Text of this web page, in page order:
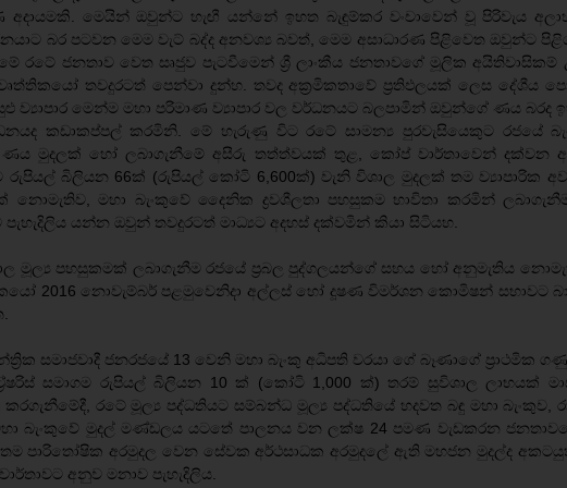
අදායමකි. මෙයින් ඔවුන්ට හැඟී යන්නේ ඉහත බැඳුම්කර වංචාවෙන් වූ පිරිවැය
බර පටවන මෙම වැට් බද්ද අනවශ්‍ය බවත්, මෙම අසාධාරණ පිළිවෙත ඔවුන්ට
රටේ ජනතාව වෙත සෘජුව පැටවීමෙන් ශ්‍රී ලාංකීය ජනතාවගේ මූලික
තවදුරටත් පෙන්වා දුන්හ. තවද අක්‍රමිකතාවේ ප්‍රතිඵලයක් ලෙස දේශීය
ව්‍යාපාර මෙන්ම මහා පරිමාණ ව්‍යාපාර වල වර්ධනයට බලපාමින් ඔවුන්ගේ ණය
කඩාකප්පල් කරමිනි. මේ හැරුණු විට රටේ සාමන්‍ය පුරවැසියෙකුට රජයේ
මුදලක් හෝ ලබාගැනීමේ අසීරු තත්ත්වයක් තුළ, කෝප් වාර්තාවෙන් දක්වන
රුපියල් බිලියන 66ක් (රුපියල් කෝටි 6,600ක්) වැනි විශාල මුදලක් තම ව්‍යාපාරික
නොමැතිව, මහා බැංකුවේ දෛනික ද්‍රවශීලතා පහසුකම භාවිතා කරමින්
පැහැදිලිය යන්න ඔවුන් තවදුරටත් මාධ්‍යට අදහස් දක්වමින් කියා සිටියහ.
මූල්‍ය පහසුකමක් ලබාගැනීම රජයේ ප්‍රබල පුද්ගලයන්ගේ සහය හෝ අනුමැතිය
2016 නොවැම්බර් පළමුවෙනිදා අල්ලස් හෝ දූෂණ විමර්ශන කොමිෂන් සභාවට
සමාජවාදී ජනරජයේ 13 වෙනි මහා බැංකු අධිපති වරයා ගේ බෑණාගේ ප්‍රාථමික
සමාගම රුපියල් බිලියන 10 ක් (කෝටි 1,000 ක්) තරම් සුවිශාල ලාභයක්
රටේ මූල්‍ය පද්ධතියට සම්බන්ධ මූල්‍ය පද්ධතියේ හදවත බඳු මහා බැංකුව,
බැංකුවේ මුදල් මණ්ඩලය යටතේ පාලනය වන ලක්ෂ 24 පමණ වැඩකරන
පාරිතෝෂික අරමුදල වෙන සේවක අර්ථසාධක අරමුදලේ ඇති මහජන මුදල්ද
අනුව මනාව පැහැදිලිය.